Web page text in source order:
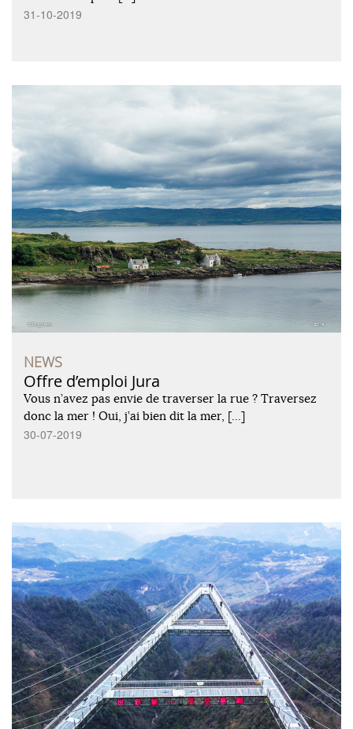
31-10-2019
NEWS
Offre d’emploi Jura
Vous n’avez pas envie de traverser la rue ? Traversez
donc la mer ! Oui, j’ai bien dit la mer, […]
30-07-2019